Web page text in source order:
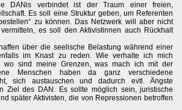
DANis verbindet ist der Traum einer freien,
Es soll eine Struktur geben, um Referenten
zu können. Das Netzwerk will aber nicht
es soll den Aktivistinnen auch Rückhalt
über die seelische Belastung während einer
im Knast zu reden. Wie verhalte ich mich
wo sind meine Grenzen, was mach ich mit der
Menschen haben da ganz verschiedene
sich austauschen und dadurch evtl. Ängste
Ziel des DAN. Es sollte möglich sein, juristische
später Aktivisten, die von Repressionen betroffen